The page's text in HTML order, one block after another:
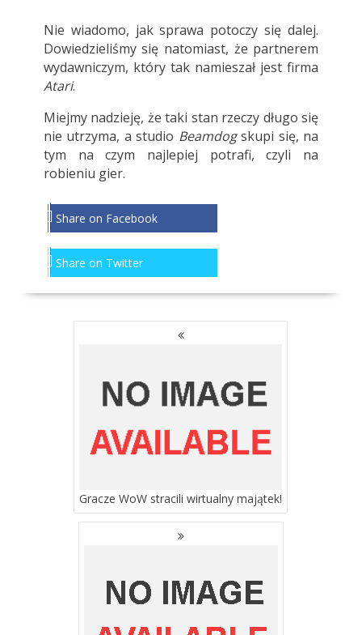
Nie wiadomo, jak sprawa potoczy się dalej.
Dowiedzieliśmy się natomiast, że partnerem
wydawniczym, który tak namieszał jest firma
Atari.
Miejmy nadzieję, że taki stan rzeczy długo się
nie utrzyma, a studio Beamdogskupi się, na
tym na czym najlepiej potrafi, czyli na
robieniu gier.
Share on Facebook
Share on Twitter
NAWIGACJA
Gracze WoW stracili wirtualny majątek!